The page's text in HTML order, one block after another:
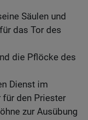
Säulen und
das Tor des
die Pflöcke des
Dienst im
den Priester
zur Ausübung